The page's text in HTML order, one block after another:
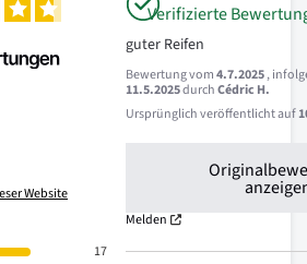
Website
17
Verifizierte
guter Reifen
Bewertung vom4.7.2025,
11.5.2025durchCédric H.
Ursprünglich veröffentlicht auf
Melden